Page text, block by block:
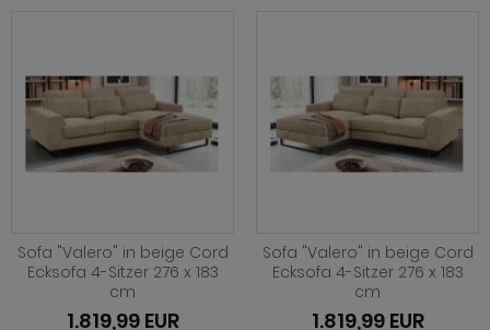
Sofa "Valero" in beige Cord
Ecksofa 4-Sitzer 276 x 183
cm
1.819,99 EUR
Sofa "Valero" in beige Cord
Ecksofa 4-Sitzer 276 x 183
cm
1.819,99 EUR
Option Jackson Eiche
Option Kaschmir
Rideau
Rivian
Piano
Plate
Positano
Ribera
Rideau